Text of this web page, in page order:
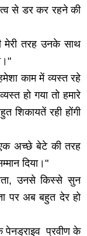
से डर कर रहने की
मेरी तरह उनके साथ
काम में व्यस्त रहे
हो गया तो हमारे
शिकायतें रही होंगी
अच्छे बेटे की तरह
दिया।"
उनसे किस्से सुन
पर अब बहुत देर हो
पेनड्राइव प्रवीण के